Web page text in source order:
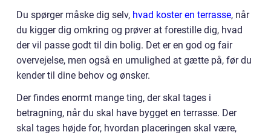
Du spørger måske dig selv, hvad koster en terrasse, når
du kigger dig omkring og prøver at forestille dig, hvad
der vil passe godt til din bolig. Det er en god og fair
overvejelse, men også en umulighed at gætte på, før du
kender til dine behov og ønsker.
Der findes enormt mange ting, der skal tages i
betragning, når du skal have bygget en terrasse. Der
skal tages højde for, hvordan placeringen skal være,